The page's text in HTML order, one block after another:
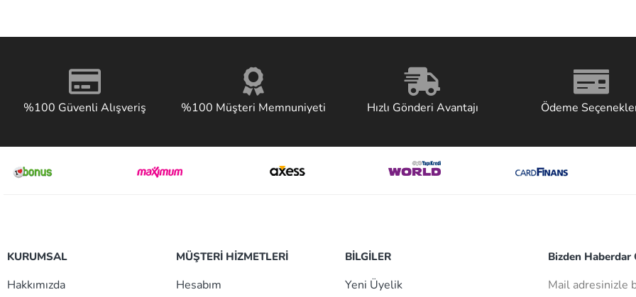
%100 Güvenli Alışveriş %100 Müşteri Memnuniyeti Hızlı Gönderi Avantajı Ödeme
KURUMSAL
Hakkımızda
MÜŞTERİ HİZMETLERİ
Hesabım
BİLGİLER
Yeni Üyelik
Bizden Haberdar
Mail adresinizle